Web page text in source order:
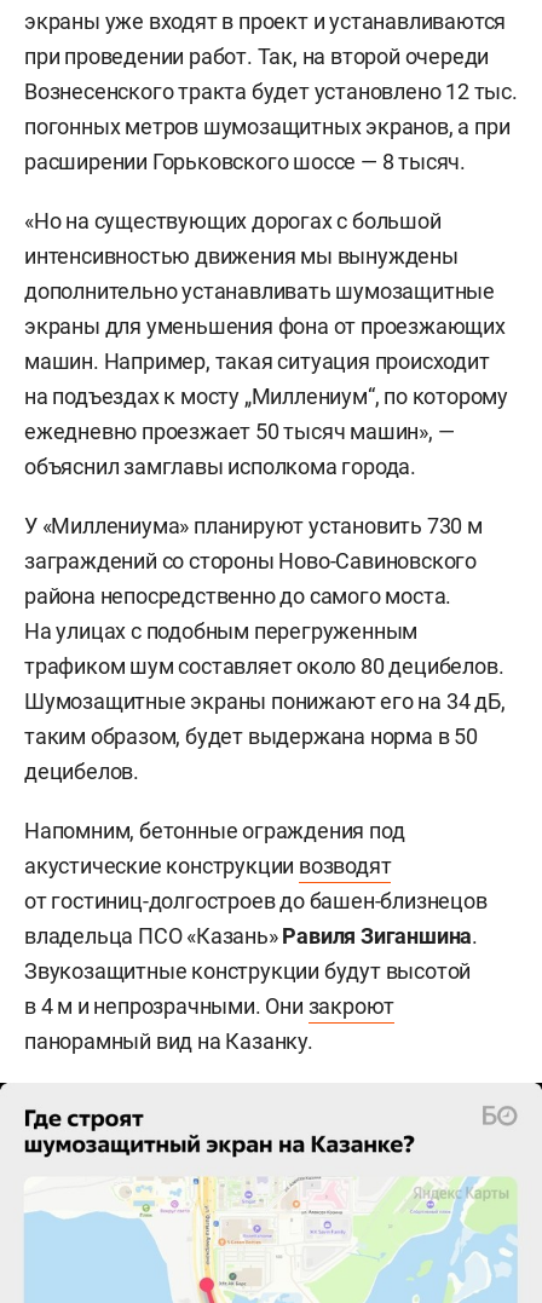
экраны уже входят в проект и устанавливаются
при проведении работ. Так, на второй очереди
Вознесенского тракта будет установлено 12 тыс.
погонных метров шумозащитных экранов, а при
расширении Горьковского шоссе — 8 тысяч.
«Но на существующих дорогах с большой
интенсивностью движения мы вынуждены
дополнительно устанавливать шумозащитные
экраны для уменьшения фона от проезжающих
машин. Например, такая ситуация происходит
на подъездах к мосту „Миллениум“, по которому
ежедневно проезжает 50 тысяч машин», —
объяснил замглавы исполкома города.
У «Миллениума» планируют установить 730 м
заграждений со стороны Ново-Савиновского
района непосредственно до самого моста.
На улицах с подобным перегруженным
трафиком шум составляет около 80 децибелов.
Шумозащитные экраны понижают его на 34 дБ,
таким образом, будет выдержана норма в 50
децибелов.
Напомним, бетонные ограждения под
акустические конструкции возводят
от гостиниц-долгостроев до башен-близнецов
владельца ПСО «Казань»Равиля Зиганшина.
Звукозащитные конструкции будут высотой
в 4 м и непрозрачными. Они закроют
панорамный вид на Казанку.